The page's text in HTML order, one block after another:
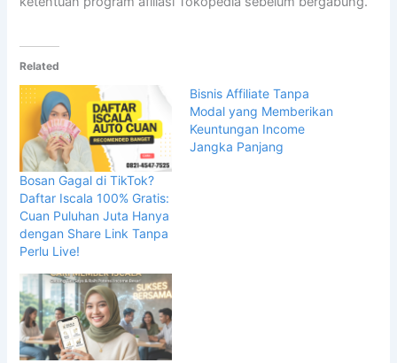
Related
Bosan Gagal di TikTok?
Daftar Iscala 100% Gratis:
Cuan Puluhan Juta Hanya
dengan Share Link Tanpa
Perlu Live!
Bisnis Affiliate Tanpa
Modal yang Memberikan
Keuntungan Income
Jangka Panjang